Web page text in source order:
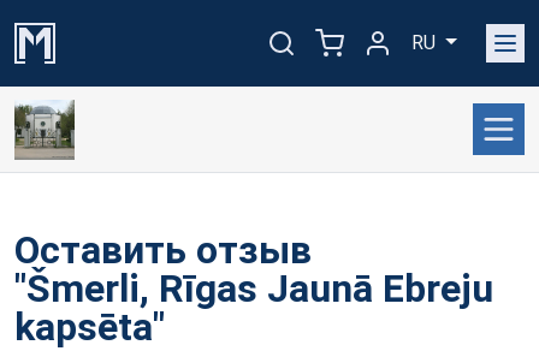
RU
Оставить отзыв
"Šmerli, Rīgas Jaunā Ebreju
kapsēta"